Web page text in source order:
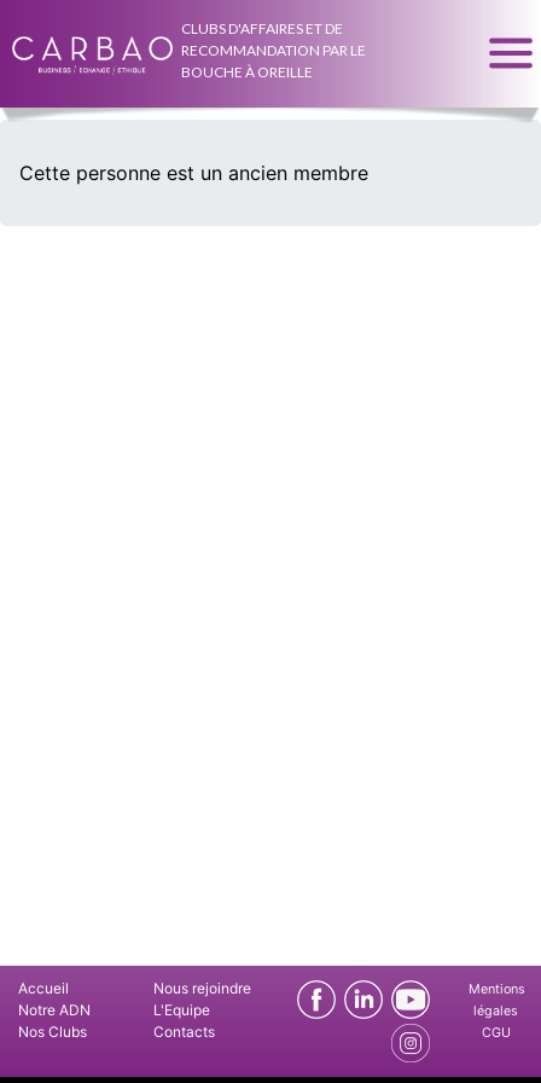
CLUBS D'AFFAIRES ET DE
RECOMMANDATION PAR LE
BOUCHE À OREILLE
Cette personne est un ancien membre
Accueil
Notre ADN
Nos Clubs
Nous rejoindre
L'Equipe
Contacts
Mentions
légales
CGU